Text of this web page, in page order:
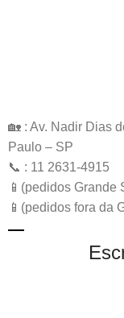
🏡 : Av. Nadir Dias
Paulo – SP
📞 : 11 2631-4915
📱(pedidos Grande
📱(pedidos fora da